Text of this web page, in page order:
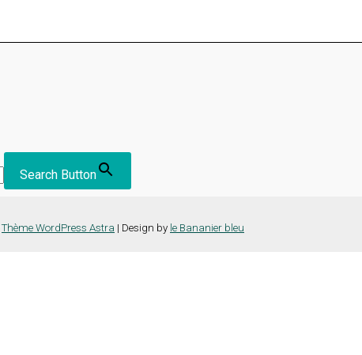
Search Button
Thème WordPress Astra | Design by le Bananier bleu